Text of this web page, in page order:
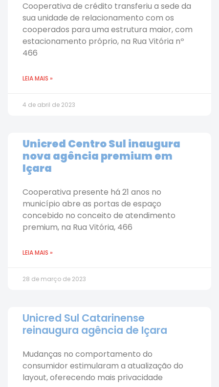
Cooperativa de crédito transferiu a sede da
sua unidade de relacionamento com os
cooperados para uma estrutura maior, com
estacionamento próprio, na Rua Vitória nº
466
LEIA MAIS »
4 de abril de 2023
Unicred Centro Sul inaugura
nova agência premium em
Içara
Cooperativa presente há 21 anos no
município abre as portas de espaço
concebido no conceito de atendimento
premium, na Rua Vitória, 466
LEIA MAIS »
28 de março de 2023
Unicred Sul Catarinense
reinaugura agência de Içara
Mudanças no comportamento do
consumidor estimularam a atualização do
layout, oferecendo mais privacidade